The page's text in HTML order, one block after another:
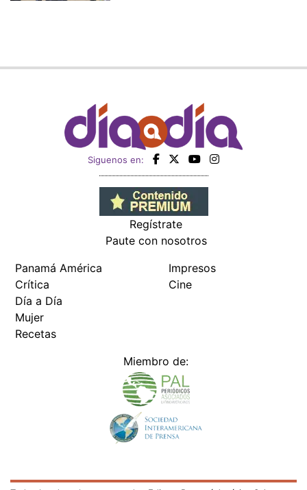
Siguenos en:
Regístrate
Paute con nosotros
Panamá América
Crítica
Día a Día
Mujer
Recetas
Impresos
Cine
Miembro de: